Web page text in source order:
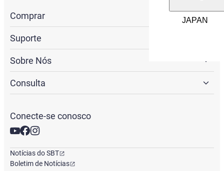
Comprar
Suporte
Sobre Nós
Consulta
Conecte-se conosco
Notícias do SBT
Boletim de Notícias